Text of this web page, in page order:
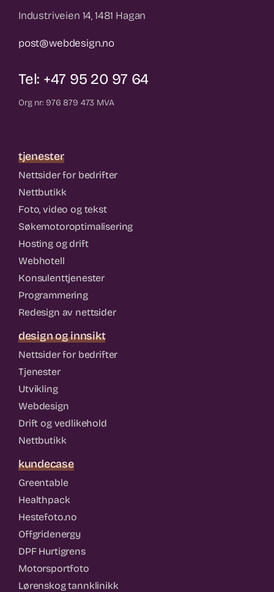
Industriveien 14, 1481 Hagan
post@webdesign.no
Tel: +47 95 20 97 64
Org nr: 976 879 473 MVA
tjenester
Nettsider for bedrifter
Nettbutikk
Foto, video og tekst
Søkemotoroptimalisering
Hosting og drift
Webhotell
Konsulenttjenester
Programmering
Redesign av nettsider
design og innsikt
Nettsider for bedrifter
Tjenester
Utvikling
Webdesign
Drift og vedlikehold
Nettbutikk
kundecase
Greentable
Healthpack
Hestefoto.no
Offgridenergy
DPF Hurtigrens
Motorsportfoto
Lørenskog tannklinikk